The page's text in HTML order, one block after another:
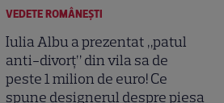
VEDETE ROMÂNEŞTI
Iulia Albu a prezentat „patul
anti-divorț” din vila sa de
peste 1 milion de euro! Ce
spune designerul despre piesa